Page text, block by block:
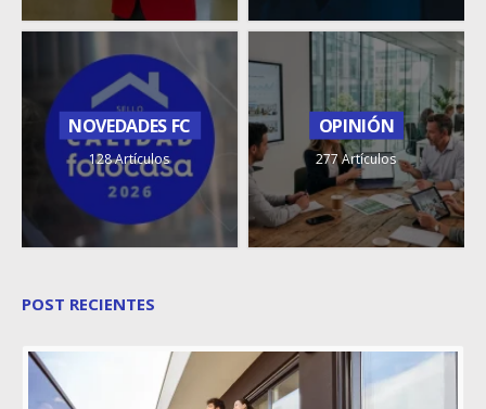
NOVEDADES FC
128 Artículos
OPINIÓN
277 Artículos
POST RECIENTES